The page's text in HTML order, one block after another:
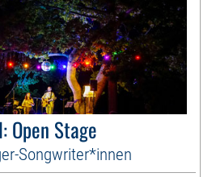
Open Stage
Songwriter*innen